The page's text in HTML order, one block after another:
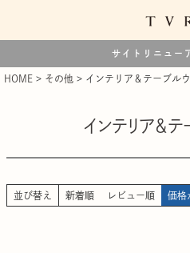
サイトリニュー
HOME その他 インテリア＆テーブル
インテリア＆
並び替え 新着順 レビュー順 価格